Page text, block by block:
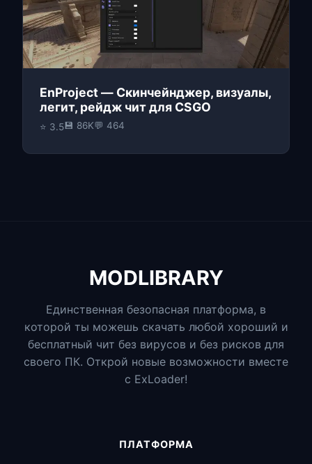
EnProject — Скинчейнджер, визуалы,
легит, рейдж чит для CSGO
⭐ 3.5💾 86K💬 464
MODLIBRARY
Единственная безопасная платформа, в
которой ты можешь скачать любой хороший и
бесплатный чит без вирусов и без рисков для
своего ПК. Открой новые возможности вместе
с ExLoader!
ПЛАТФОРМА